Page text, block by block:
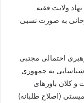
ولایت فقیه
به صورت نسبی
احتمالی مجتبی
شناسایی به جمهوری
و کلان باورهای
(اصلاح طلبانه)